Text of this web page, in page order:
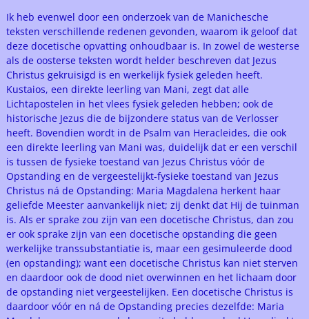
Ik heb evenwel door een onderzoek van de Manichesche
teksten verschillende redenen gevonden, waarom ik geloof dat
deze docetische opvatting onhoudbaar is. In zowel de westerse
als de oosterse teksten wordt helder beschreven dat Jezus
Christus gekruisigd is en werkelijk fysiek geleden heeft.
Kustaios, een direkte leerling van Mani, zegt dat alle
Lichtapostelen in het vlees fysiek geleden hebben; ook de
historische Jezus die de bijzondere status van de Verlosser
heeft. Bovendien wordt in de Psalm van Heracleides, die ook
een direkte leerling van Mani was, duidelijk dat er een verschil
is tussen de fysieke toestand van Jezus Christus vóór de
Opstanding en de vergeestelijkt-fysieke toestand van Jezus
Christus ná de Opstanding: Maria Magdalena herkent haar
geliefde Meester aanvankelijk niet; zij denkt dat Hij de tuinman
is. Als er sprake zou zijn van een docetische Christus, dan zou
er ook sprake zijn van een docetische opstanding die geen
werkelijke transsubstantiatie is, maar een gesimuleerde dood
(en opstanding); want een docetische Christus kan niet sterven
en daardoor ook de dood niet overwinnen en het lichaam door
de opstanding niet vergeestelijken. Een docetische Christus is
daardoor vóór en ná de Opstanding precies dezelfde: Maria